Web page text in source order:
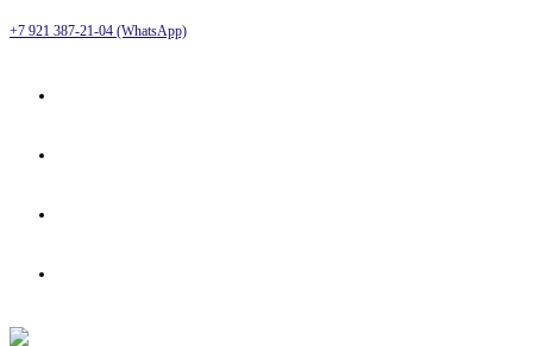
Перейти
+7 921 387-21-04 (WhatsApp)